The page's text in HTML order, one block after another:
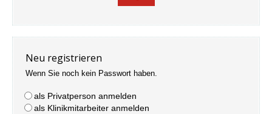
Neu registrieren
Wenn Sie noch kein Passwort haben.
als Privatperson anmelden
als Klinikmitarbeiter anmelden